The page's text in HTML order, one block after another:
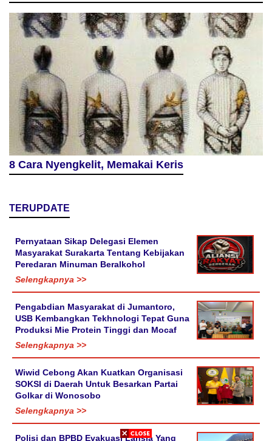
8 Cara Nyengkelit, Memakai Keris
TERUPDATE
Pernyataan Sikap Delegasi Elemen
Masyarakat Surakarta Tentang Kebijakan
Peredaran Minuman Beralkohol
Selengkapnya >>
Pengabdian Masyarakat di Jumantoro,
USB Kembangkan Tekhnologi Tepat Guna
Produksi Mie Protein Tinggi dan Mocaf
Selengkapnya >>
Wiwid Cebong Akan Kuatkan Organisasi
SOKSI di Daerah Untuk Besarkan Partai
Golkar di Wonosobo
Selengkapnya >>
Polisi dan BPBD Evakuasi Lansia Yang